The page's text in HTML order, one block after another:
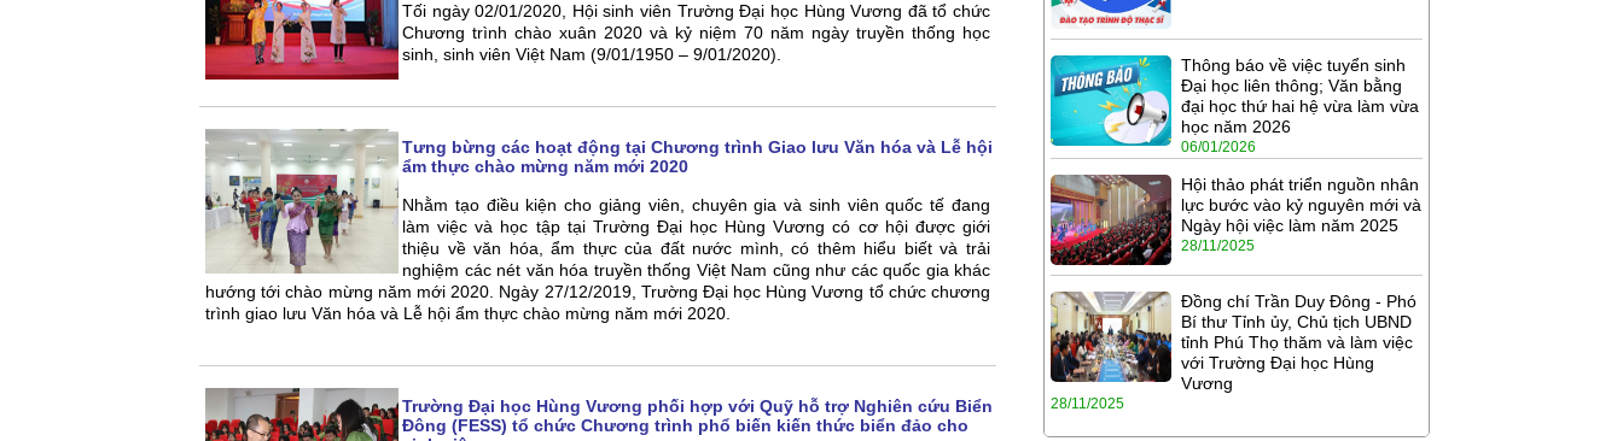
Tối ngày 02/01/2020, Hội sinh viên Trường Đại học Hùng Vương đã tổ chức
Chương trình chào xuân 2020 và kỷ niệm 70 năm ngày truyền thống học
sinh, sinh viên Việt Nam (9/01/1950 – 9/01/2020).
Tưng bừng các hoạt động tại Chương trình Giao lưu Văn hóa và Lễ hội
ẩm thực chào mừng năm mới 2020
Nhằm tạo điều kiện cho giảng viên, chuyên gia và sinh viên quốc tế đang
làm việc và học tập tại Trường Đại học Hùng Vương có cơ hội được giới
thiệu về văn hóa, ẩm thực của đất nước mình, có thêm hiểu biết và trải
nghiệm các nét văn hóa truyền thống Việt Nam cũng như các quốc gia khác
hướng tới chào mừng năm mới 2020. Ngày 27/12/2019, Trường Đại học Hùng Vương tổ chức chương
trình giao lưu Văn hóa và Lễ hội ẩm thực chào mừng năm mới 2020.
Trường Đại học Hùng Vương phối hợp với Quỹ hỗ trợ Nghiên cứu Biển
Đông (FESS) tổ chức Chương trình phổ biến kiến thức biển đảo cho
Thông báo về việc tuyển sinh
Đại học liên thông; Văn bằng
đại học thứ hai hệ vừa làm vừa
học năm 2026
06/01/2026
Hội thảo phát triển nguồn nhân
lực bước vào kỷ nguyên mới và
Ngày hội việc làm năm 2025
28/11/2025
Đồng chí Trần Duy Đông - Phó
Bí thư Tỉnh ủy, Chủ tịch UBND
tỉnh Phú Thọ thăm và làm việc
với Trường Đại học Hùng
Vương
28/11/2025